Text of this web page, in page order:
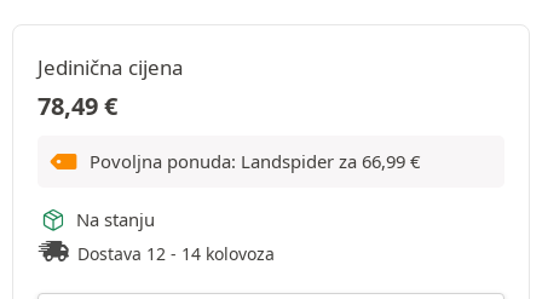
Jedinična cijena
78,49€
Povoljna ponuda: Landspider za 66,99 €
Na stanju
Dostava 12 - 14 kolovoza